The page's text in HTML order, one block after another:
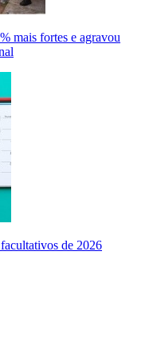
mais fortes e agravou
de 2026